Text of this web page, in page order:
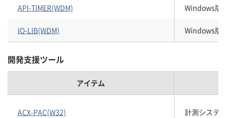
API-TIMER(WDM) Windows版
IO-LIB(WDM) Windows版
開発支援ツール
アイテム
ACX-PAC(W32) 計測システ